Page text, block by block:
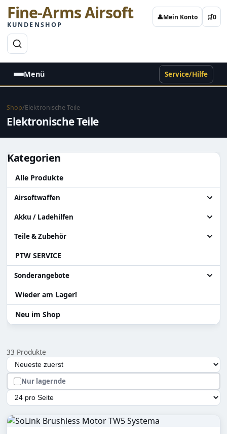
Fine-Arms Airsoft
KUNDENSHOP
👤Mein Konto 🛒0
Menü Service/Hilfe
Shop/Elektronische Teile
Elektronische Teile
Kategorien
Alle Produkte
Airsoftwaffen
Alle Airsoftwaffen
Granatenwerfer
Sniper
Systema PTW
Akku / Ladehilfen
Alle Akku / Ladehilfen
Ladehilfen
Akku
Teile & Zubehör
Alle Teile & Zubehör
Zylinder Ersatzteile
Teile für Systema PTW
Gearbox / Teile Systema PTW
Zubehör
Hopup und Teile
Magazine & Teile
PTW SERVICE
Sonderangebote
Alle Sonderangebote
Abverkauf Sonderposten
Wieder am Lager!
Neu im Shop
33 Produkte
Auswahl lädt die Seite automatisch mit den neuen
Sortierung
Nur lagernde
Artikel pro Seite